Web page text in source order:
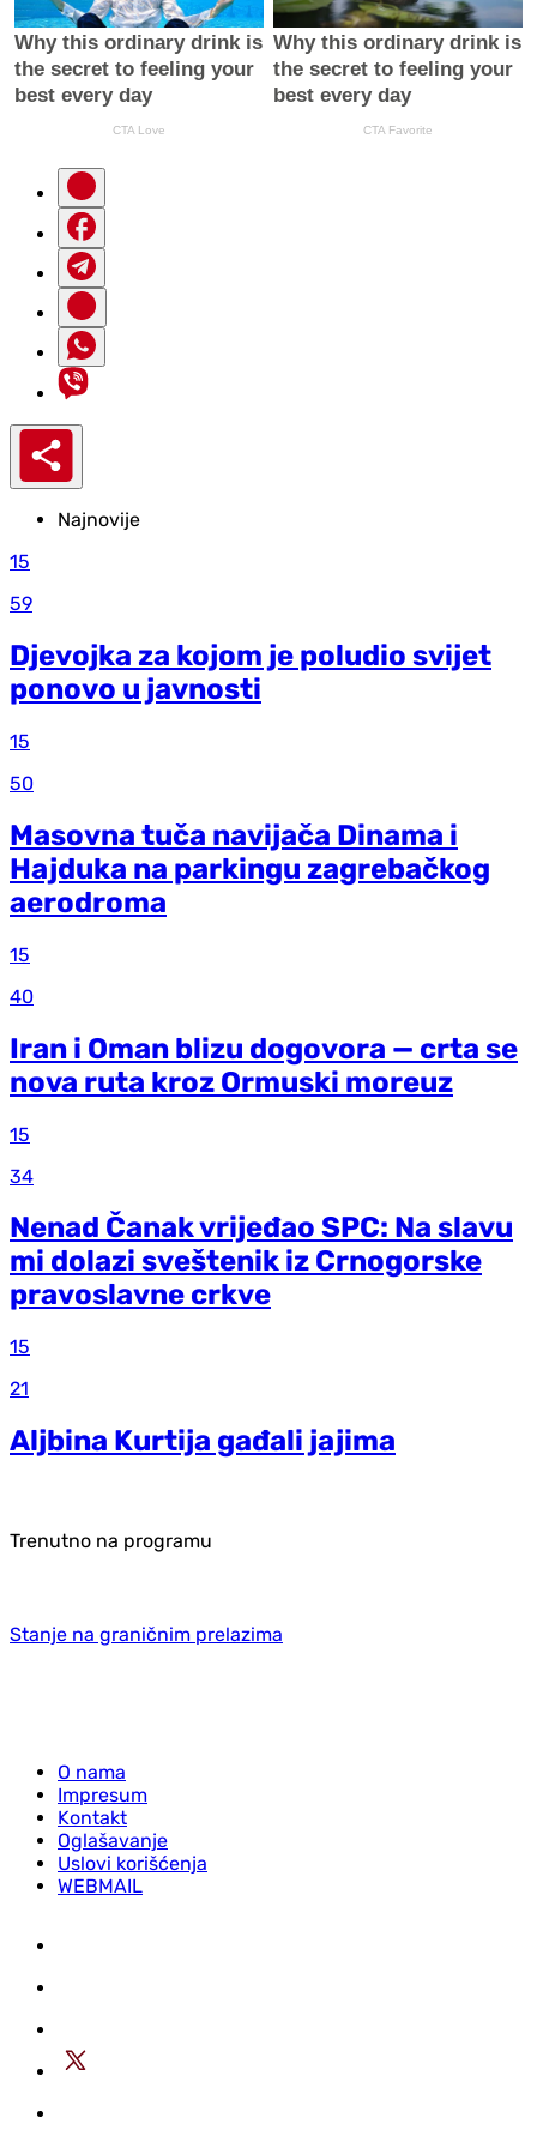
Najnovije
15
59
Djevojka za kojom je poludio svijet
ponovo u javnosti
15
50
Masovna tuča navijača Dinama i
Hajduka na parkingu zagrebačkog
aerodroma
15
40
Iran i Oman blizu dogovora — crta se
nova ruta kroz Ormuski moreuz
15
34
Nenad Čanak vrijeđao SPC: Na slavu
mi dolazi sveštenik iz Crnogorske
pravoslavne crkve
15
21
Aljbina Kurtija gađali jajima
Trenutno na programu
Stanje na graničnim prelazima
O nama
Impresum
Kontakt
Oglašavanje
Uslovi korišćenja
WEBMAIL